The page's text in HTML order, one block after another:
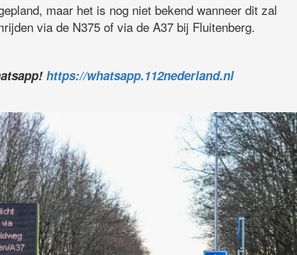
maar het is nog niet bekend wanneer dit zal
via de N375 of via de A37 bij Fluitenberg.
https://whatsapp.112nederland.nl